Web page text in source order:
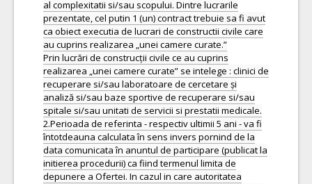
al complexitatii si/sau scopului. Dintre lucrarile
prezentate, cel putin 1 (un) contract trebuie sa fi avut
ca obiect executia de lucrari de constructii civile care
au cuprins realizarea „unei camere curate.”
Prin lucrări de construcții civile ce au cuprins
realizarea „unei camere curate” se intelege : clinici de
recuperare si/sau laboratoare de cercetare și
analiză si/sau baze sportive de recuperare si/sau
spitale si/sau unitati de servicii si prestatii medicale.
2.Perioada de referinta - respectiv ultimii 5 ani - va fi
întotdeauna calculata în sens invers pornind de la
data comunicata în anuntul de participare (publicat la
initierea procedurii) ca fiind termenul limita de
depunere a Ofertei. In cazul in care autoritatea